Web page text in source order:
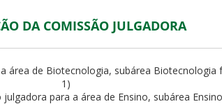
DA COMISSÃO JULGADORA
área de Biotecnologia, subárea
1)
para a área de Ensino, subárea